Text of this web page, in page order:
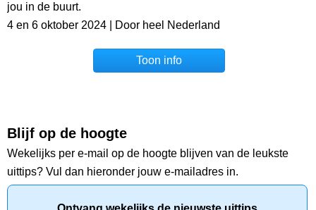
jou in de buurt.
4 en 6 oktober 2024 | Door heel Nederland
Toon info
Blijf op de hoogte
Wekelijks per e-mail op de hoogte blijven van de leukste
uittips? Vul dan hieronder jouw e-mailadres in.